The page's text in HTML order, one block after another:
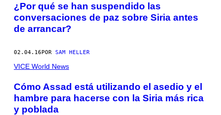
¿Por qué se han suspendido las
conversaciones de paz sobre Siria antes
de arrancar?
02.04.16POR SAM HELLER
VICE World News
Cómo Assad está utilizando el asedio y el
hambre para hacerse con la Siria más rica
y poblada